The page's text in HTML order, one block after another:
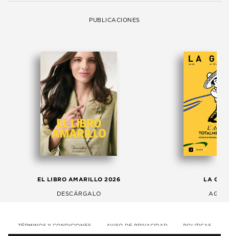
PUBLICACIONES
EL LIBRO AMARILLO 2026
DESCÁRGALO
LA
TÉRMINOS Y CONDICIONES AVISO DE PRIVACIDAD POLITICAS